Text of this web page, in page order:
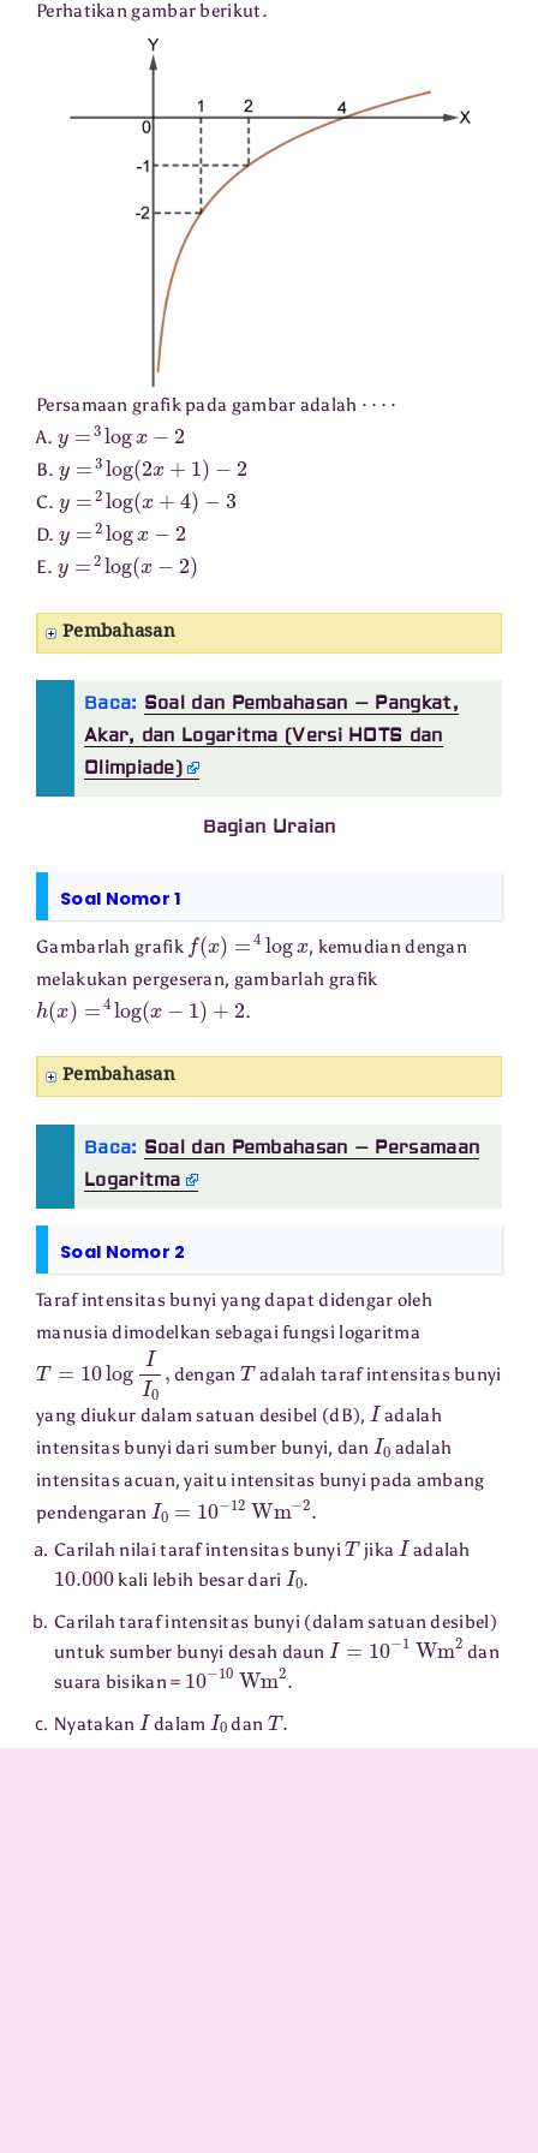
Perhatikan gambar berikut.
Persamaan grafik pada gambar adalah
A. log −
B. y log ( 2x 1) −2
C. y log (x 4 −3
D. y log x −
E. y log (x
Pembahasan
Baca: Soal dan Pembahasan – Pangkat,
Akar, dan Logaritma (Versi HOTS dan
Olimpiade)
Bagian Uraian
Soal Nomor 1
Gambarlah grafik f(x )= log
, kemudian dengan
melakukan pergeseran, gambarlah grafik
h ( ) log ( x −1 +2 .
Pembahasan
Baca: Soal dan Pembahasan – Persamaan
Logaritma
Soal Nomor 2
Taraf intensitas bunyi yang dapat didengar oleh
manusia dimodelkan sebagai fungsi logaritma
T= 10log , dengan Tadalah taraf intensitas bunyi
yang diukur dalam satuan desibel (dB), I adalah
intensitas bunyi dari sumber bunyi, danI0 adalah
intensitas acuan, yaitu intensitas bunyi pada ambang
pendengaran I0 =10−12 Wm −2
Carilah nilai taraf intensitas bunyiTjika I adalah
10.000kali lebih besar dari I0 .
Carilah taraf intensitas bunyi (dalam satuan desibel)
untuk sumber bunyi desah daun I= 10−1Wm
dan
suara bisikan = 10−10Wm2 .
Nyatakan I dalam I0 dan T.